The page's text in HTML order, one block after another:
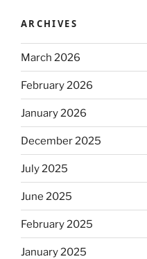
ARCHIVES
March 2026
February 2026
January 2026
December 2025
July 2025
June 2025
February 2025
January 2025